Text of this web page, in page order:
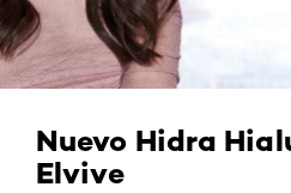
Nuevo Hidra
Elvive